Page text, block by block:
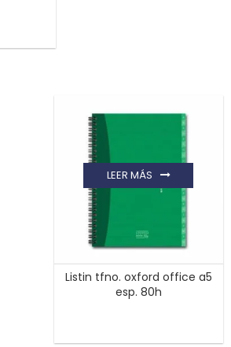
Listin tfno. oxford office a5
esp. 80h
LEER MÁS